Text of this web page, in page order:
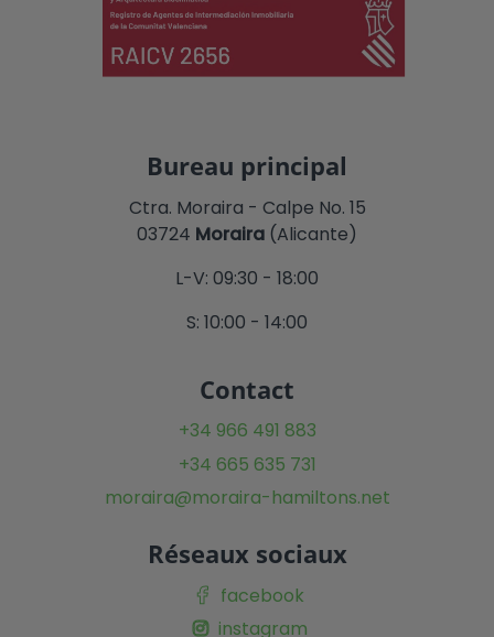
Bureau principal
Ctra. Moraira - Calpe No. 15
03724 Moraira (Alicante)
L-V: 09:30 - 18:00
S: 10:00 - 14:00
Contact
+34 966 491 883
+34 665 635 731
moraira@moraira-hamiltons.net
Réseaux sociaux
facebook
instagram